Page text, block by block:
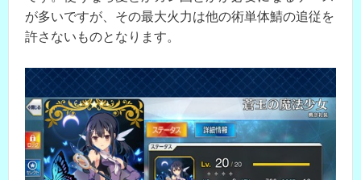
が多いですが、その最大火力は他の術単体鯖の追従を
許さないものとなります。